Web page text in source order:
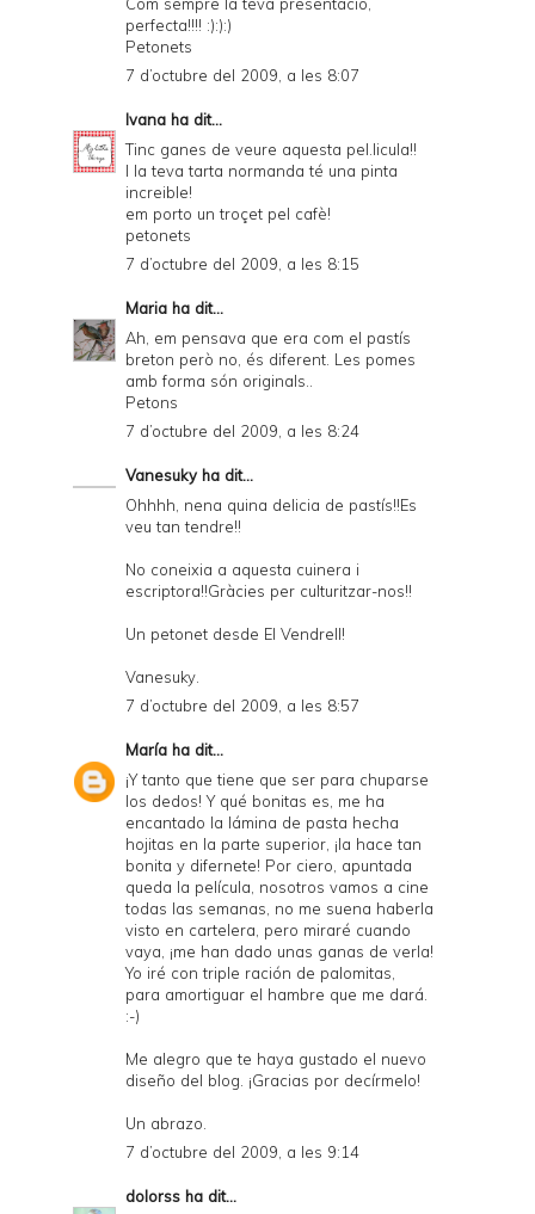
P
D
perfecta!!!! :):):)
Petonets
7 d’octubre del 2009, a les 8:07
Ivana ha dit...
Tinc ganes de veure aquesta pel.licula!!
I la teva tarta normanda té una pinta
increible!
em porto un troçet pel cafè!
petonets
7 d’octubre del 2009, a les 8:15
Maria ha dit...
Ah, em pensava que era com el pastís
breton però no, és diferent. Les pomes
amb forma són originals..
Petons
7 d’octubre del 2009, a les 8:24
Vanesukyha dit...
Ohhhh, nena quina delicia de pastís!!Es
veu tan tendre!!
No coneixia a aquesta cuinera i
escriptora!!Gràcies per culturitzar-nos!!
Un petonet desde El Vendrell!
Vanesuky.
7 d’octubre del 2009, a les 8:57
María ha dit...
¡Y tanto que tiene que ser para chuparse
los dedos! Y qué bonitas es, me ha
encantado la lámina de pasta hecha
hojitas en la parte superior, ¡la hace tan
bonita y difernete! Por ciero, apuntada
queda la película, nosotros vamos a cine
todas las semanas, no me suena haberla
visto en cartelera, pero miraré cuando
vaya, ¡me han dado unas ganas de verla!
Yo iré con triple ración de palomitas,
para amortiguar el hambre que me dará.
:-)
Me alegro que te haya gustado el nuevo
diseño del blog. ¡Gracias por decírmelo!
Un abrazo.
7 d’octubre del 2009, a les 9:14
dolorss ha dit...